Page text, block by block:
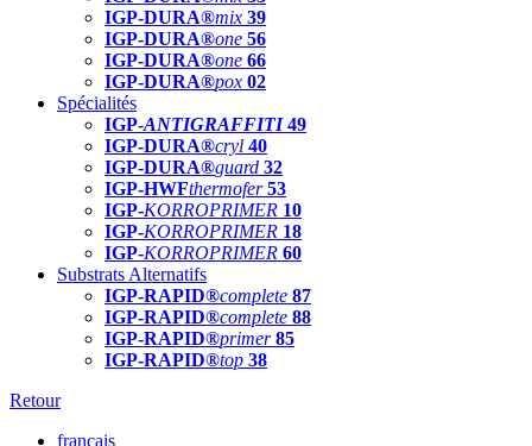
IGP-DURA®mix 39
IGP-DURA®one 56
IGP-DURA®one 66
IGP-DURA®pox 02
Spécialités
IGP-ANTIGRAFFITI49
IGP-DURA®cryl 40
IGP-DURA®guard 32
IGP-HWFthermofer 53
IGP-KORROPRIMER 10
IGP-KORROPRIMER 18
IGP-KORROPRIMER 60
Substrats Alternatifs
IGP-RAPID®complete 87
IGP-RAPID®complete 88
IGP-RAPID®primer 85
IGP-RAPID®top 38
Retour
français